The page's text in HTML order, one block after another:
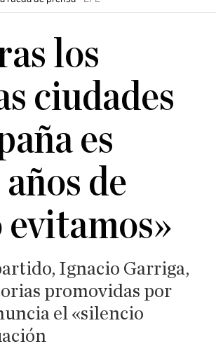
los
ciudades
es
de
Ignacio Garriga,
promovidas por
el «silencio